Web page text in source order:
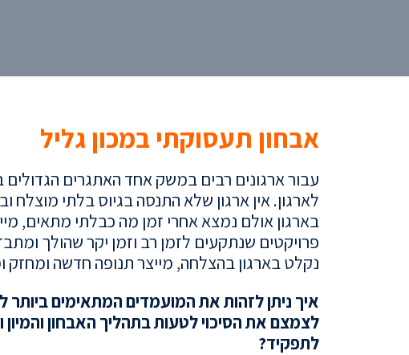
אבחון תעסוקתי במכון גליל
עבור ארגונים רבים במשק אחד האתגרים הגדולים
לארגון. אין ארגון שלא התנסה בגיוס בלתי
בארגון אולם נמצא אחרי זמן מה כבלתי מתאים,
פרויקטים שנתקעים לזמן רב וזמן יקר שהולך
נקלט בארגון בהצלחה, מייצר תנופה חדשה ומחזק
איך ניתן לזהות את המועמדים המתאימים
לצמצם את הסיכוי לטעות בתהליך האבחון
לתפקיד?